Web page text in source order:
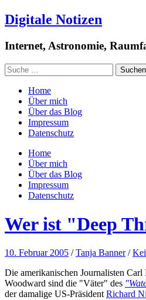
Digitale Notizen
Internet, Astronomie,
Home
Über mich
Über das Blog
Impressum
Datenschutz
Home
Über mich
Über das Blog
Impressum
Datenschutz
Wer ist "Deep
10. Februar 2005 /Tanja Banner /
Die amerikanischen Journalisten
Woodward sind die "Väter" des
der damalige US-PräsidentRichard